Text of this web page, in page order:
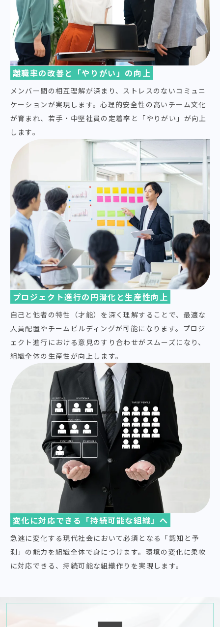
離職率の改善と「やりがい」の向上
メンバー間の相互理解が深まり、ストレスのないコミュニ
ケーションが実現します。心理的安全性の高いチーム文化
が育まれ、若手・中堅社員の定着率と「やりがい」が向上
します。
プロジェクト進行の円滑化と生産性向上
自己と他者の特性（才能）を深く理解することで、最適な
人員配置やチームビルディングが可能になります。プロジ
ェクト進行における意見のすり合わせがスムーズになり、
組織全体の生産性が向上します。
変化に対応できる「持続可能な組織」へ
急速に変化する現代社会において必須となる「認知と予
測」の能力を組織全体で身につけます。環境の変化に柔軟
に対応できる、持続可能な組織作りを実現します。